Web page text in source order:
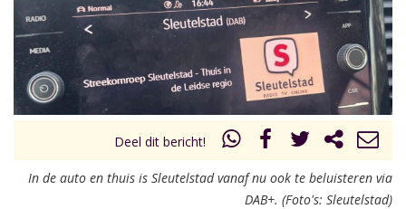
Deel dit bericht!
In de auto en thuis is Sleutelstad vanaf nu ook te beluisteren via
DAB+. (Foto's: Sleutelstad)